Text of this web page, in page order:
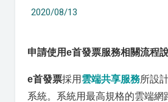
2020/08/13
申請使用e首發票服務相關流程
e首發票採用 雲端共享服務所設
系統。系統用最高規格的雲端網